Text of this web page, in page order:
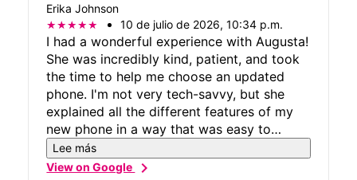
genuinely cares about her customers. I
recommend Augusta to anyone who uses
T-Mobile. She is a true asset to the
company, and her exceptional service is
one of the reasons I've remained a loyal
customer for so many years.
Erika Johnson
10 de julio de 2026, 10:34 p.m.
I had a wonderful experience with Augusta!
She was incredibly kind, patient, and took
the time to help me choose an updated
phone. I'm not very tech-savvy, but she
explained all the different features of my
new phone in a way that was easy to
understand. She made sure I felt
comfortable using it before I left, and I
Lee más
View on Googlechevron_right